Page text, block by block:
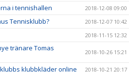
i tennishallen 2018-12-08 09:00
Tennisklubb? 2018-12-07 10:42
2018-11-15 12:32
tränare Tomas
2018-10-26 15:21
klubbkläder online 2018-10-21 20:17